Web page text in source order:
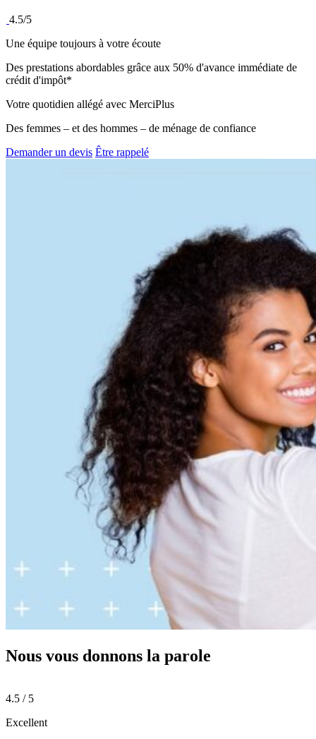
4.5/5
Une équipe toujours à votre écoute
Des prestations abordables grâce aux 50% d'avance immédiate de
crédit d'impôt*
Votre quotidien allégé avec MerciPlus
Des femmes – et des hommes – de ménage de confiance
Demander un devis Être rappelé
Nous vous donnons la parole
4.5 / 5
Excellent